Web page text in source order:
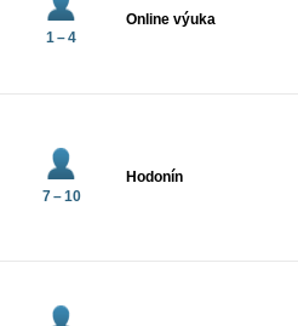
1 – 4
Online výuka
7 – 10
Hodonín